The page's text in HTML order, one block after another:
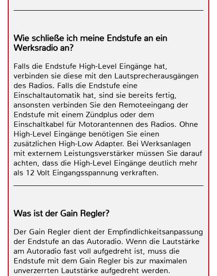
Wie schließe ich meine Endstufe an ein
Werksradio an?
Falls die Endstufe High-Level Eingänge hat,
verbinden sie diese mit den Lautsprecherausgängen
des Radios. Falls die Endstufe eine
Einschaltautomatik hat, sind sie bereits fertig,
ansonsten verbinden Sie den Remoteeingang der
Endstufe mit einem Zündplus oder dem
Einschaltkabel für Motorantennen des Radios. Ohne
High-Level Eingänge benötigen Sie einen
zusätzlichen High-Low Adapter. Bei Werksanlagen
mit externem Leistungsverstärker müssen Sie darauf
achten, dass die High-Level Eingänge deutlich mehr
als 12 Volt Eingangsspannung verkraften.
Was ist der Gain Regler?
Der Gain Regler dient der Empfindlichkeitsanpassung
der Endstufe an das Autoradio. Wenn die Lautstärke
am Autoradio fast voll aufgedreht ist, muss die
Endstufe mit dem Gain Regler bis zur maximalen
unverzerrten Lautstärke aufgedreht werden.